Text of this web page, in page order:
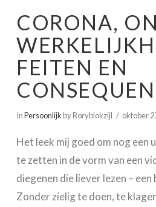
CORONA,
FEITEN EN
InPersoonlijk by Roryblokzijl oktober
Het leek mij goed om nog een
te zetten in de vorm van een
diegenen die liever lezen –
Zonder zielig te doen, te